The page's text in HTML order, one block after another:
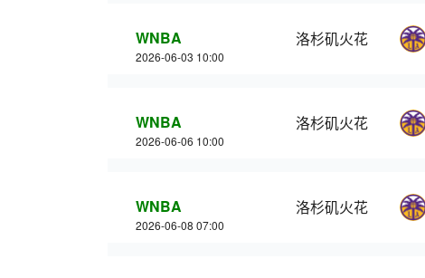
WNBA
2026-06-03 10:00
洛杉矶火花
WNBA
2026-06-06 10:00
洛杉矶火花
WNBA
2026-06-08 07:00
洛杉矶火花